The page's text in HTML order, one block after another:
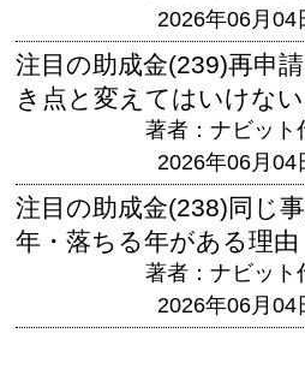
2026年06月04
注目の助成金(239)再申
き点と変えてはいけな
著者：ナビット
2026年06月04
注目の助成金(238)同じ
年・落ちる年がある理由
著者：ナビット
2026年06月04